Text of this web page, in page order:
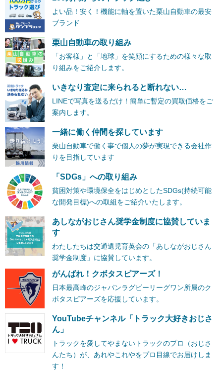
よい品！安く！機能に軸を置いた栗山自動車の最安
ブランド
栗山自動車の取り組み
「お客様」と「地球」を笑顔にするための様々な取
り組みをご紹介します。
いきなり査定に来られると断れない…
LINEで写真を送るだけ！簡単に暫定の買取価格をご
案内します。
一緒に働く仲間を探しています
栗山自動車で働く事で個人の夢が実現できる会社作
りを目指しています
「SDGs」への取り組み
貧困対策や環境保全をはじめとしたSDGs(持続可能
な開発目標)への取組をご紹介いたします。
あしながおじさん奨学金制度に協賛していま
す
わたしたちは交通遺児育英会の「あしながおじさん
奨学金制度」に協賛しています。
がんばれ！クボタスピアーズ！
日本最高峰のジャパンラグビーリーグワン所属のク
ボタスピアーズを応援しています。
YouTubeチャンネル「トラック大好きおじさ
ん」
トラックを愛してやまないトラックのプロ（おじさ
んたち）が、あれやこれやをプロ目線でお届けしま
す！